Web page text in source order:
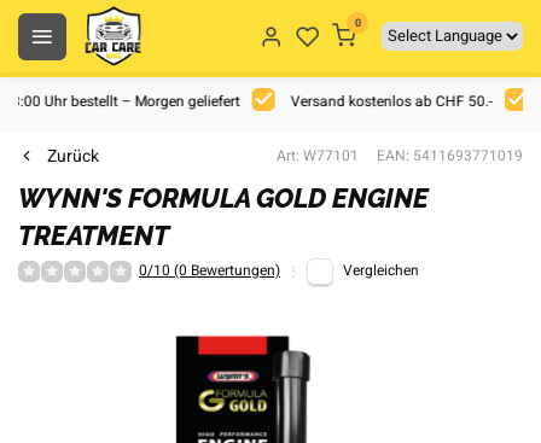
0
Uhr bestellt – Morgen geliefert Versand kostenlos ab CHF 50.-
Zurück Art: W77101 EAN: 5411693771019
WYNN'S FORMULA GOLD ENGINE
TREATMENT
0/10 (0 Bewertungen) Vergleichen